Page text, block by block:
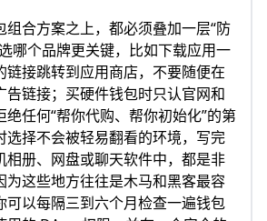
组合方案之上，都必须叠加一层“防
哪个品牌更关键，比如下载应用一
链接跳转到应用商店，不要随便在
告链接；买硬件钱包时只认官网和
绝任何“帮你代购、帮你初始化”的第
选择不会被轻易翻看的环境，写完
相册、网盘或聊天软件中，都是非
为这些地方往往是木马和黑客最容
可以每隔三到六个月检查一遍钱包